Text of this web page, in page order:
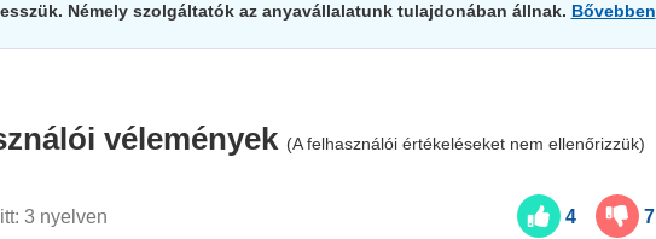
Némely szolgáltatók az anyavállalatunk tulajdonában állnak. Bővebben
vélemények (A felhasználói értékeléseket nem ellenőrizzük)
itt: 3 nyelven 4 7